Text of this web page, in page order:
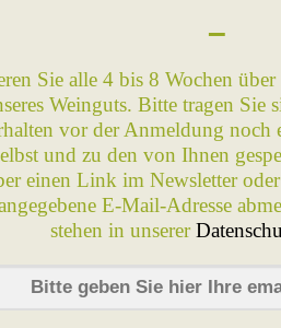
–
Sie alle 4 bis 8 Wochen
Weinguts. Bitte tragen Sie
vor der Anmeldung noch
und zu den von Ihnen
einen Link im Newsletter
E-Mail-Adresse
stehen in unserer